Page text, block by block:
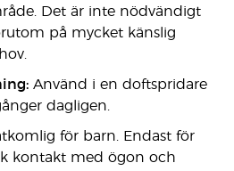
Det är inte nödvändigt
på mycket känslig
Använd i en doftspridare
dagligen.
för barn. Endast för
kontakt med ögon och